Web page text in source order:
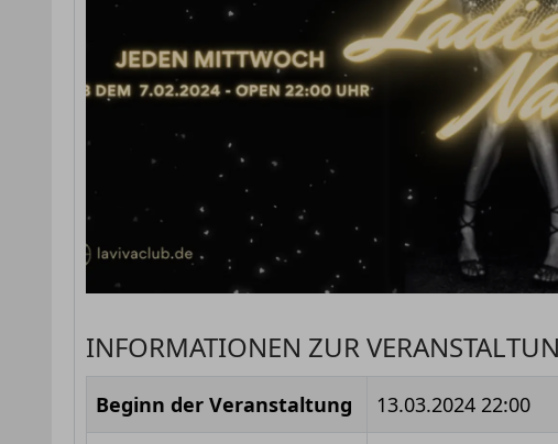
INFORMATIONEN ZUR
Beginn der Veranstaltung 13.03.2024 22:00